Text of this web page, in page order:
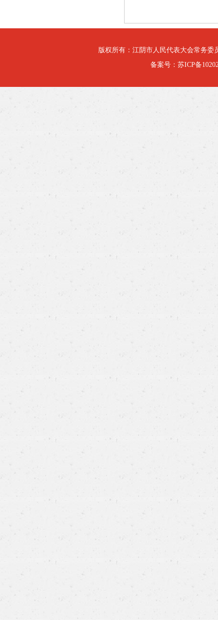
版权所有：江阴市人民代表大会常务
备案号： 苏ICP备